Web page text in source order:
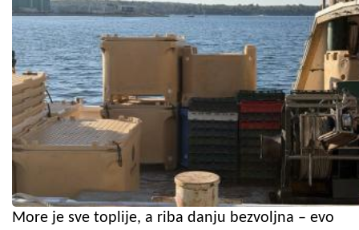
More je sve toplije, a riba danju bezvoljna – evo